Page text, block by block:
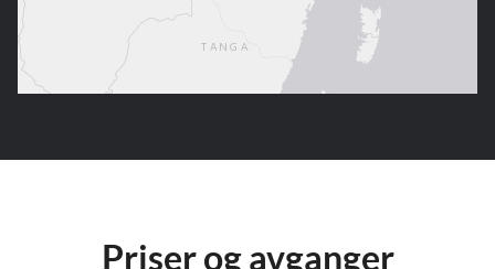
Priser og avganger